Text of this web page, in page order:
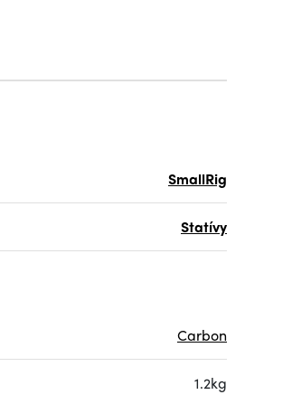
SmallRig
Statívy
Carbon
1.2kg